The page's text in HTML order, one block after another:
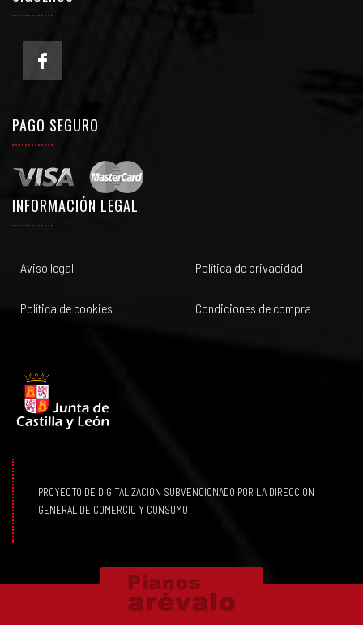
PAGO SEGURO
INFORMACIÓN LEGAL
Aviso legal Política de privacidad
Política de cookies Condiciones de compra
PROYECTO DE DIGITALIZACIÓN SUBVENCIONADO POR LA DIRECCIÓN
GENERAL DE COMERCIO Y CONSUMO